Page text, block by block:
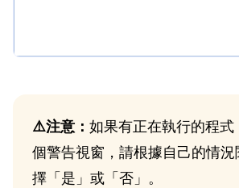
⚠️注意： 如果有正在執行的程式
個警告視窗，請根據自己的情況
擇「是」或「否」。